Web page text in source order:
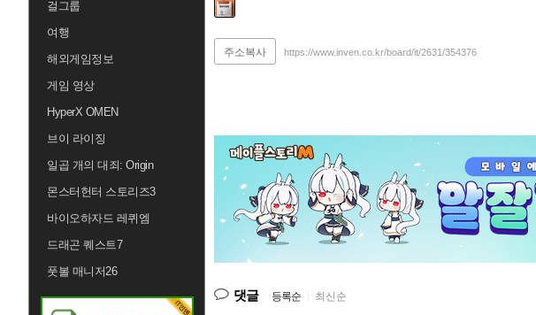
걸그룹
여행
해외게임정보
게임 영상
HyperX OMEN
브이 라이징
일곱 개의 대죄: Origin
몬스터헌터 스토리즈3
바이오하자드 레퀴엠
드래곤 퀘스트7
풋볼 매니저26
주소복사 https://www.inven.co.kr/board/it/2631/354376
댓글 등록순 최신순